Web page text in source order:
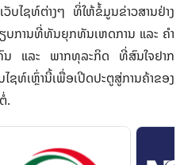
ບໄຊທ໌ຕ່າງໆ ທິ່ໃຫ້ຂໍ້ມູນຂ່າວສານຢ່າງ
ບການທີ່ທັນຍຸກທັນເຫດການ ແລະ ຄໍາ
ຄົນ ແລະ ພາກທຸລະກິດ ທີ່ສົນໃຈຢາກ
ທ໌ເຫຼົ່ານີ້ເພື່ອເປີດປະຕູສູ່ການຄ້າຂອງ
.